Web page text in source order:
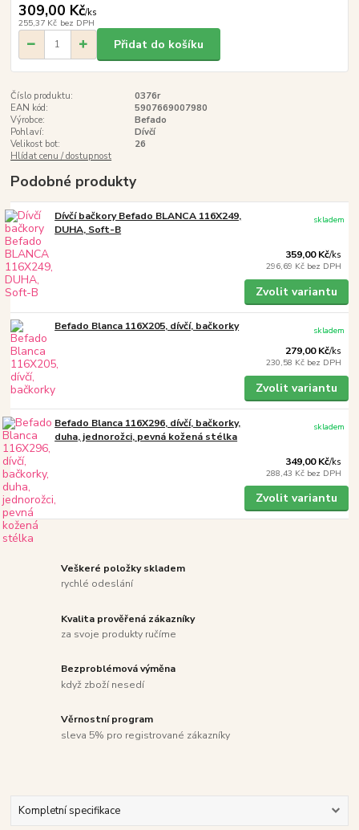
309,00 Kč/ks
255,37 Kč bez DPH
Přidat do košíku
Číslo produktu:
0376r
EAN kód:
5907669007980
Výrobce:
Befado
Pohlaví:
Dívčí
Velikost bot:
26
Hlídat cenu / dostupnost
Podobné produkty
Dívčí bačkory Befado BLANCA 116X249,
DUHA, Soft-B
359,00 Kč/ks
296,69 Kč bez DPH
skladem
Zvolit variantu
Befado Blanca 116X205, dívčí, bačkorky
279,00 Kč/ks
230,58 Kč bez DPH
skladem
Zvolit variantu
Befado Blanca 116X296, dívčí, bačkorky,
duha, jednorožci, pevná kožená stélka
349,00 Kč/ks
288,43 Kč bez DPH
skladem
Zvolit variantu
Veškeré položky skladem
rychlé odeslání
Kvalita prověřená zákazníky
za svoje produkty ručíme
Bezproblémová výměna
když zboží nesedí
Věrnostní program
sleva 5% pro registrované zákazníky
Kompletní specifikace